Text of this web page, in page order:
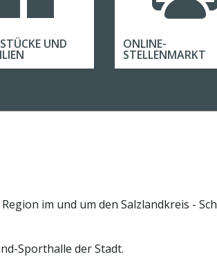
UND ONLINE-
STELLENMARKT
im und um den Salzlandkreis -
Sporthalle der Stadt.